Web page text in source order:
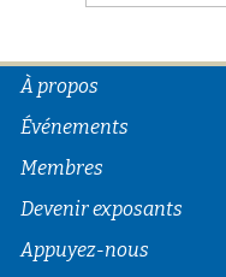
À propos
Événements
Membres
Devenir exposants
Appuyez-nous